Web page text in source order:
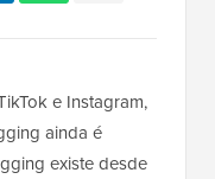
e Instagram,
ainda é
existe desde